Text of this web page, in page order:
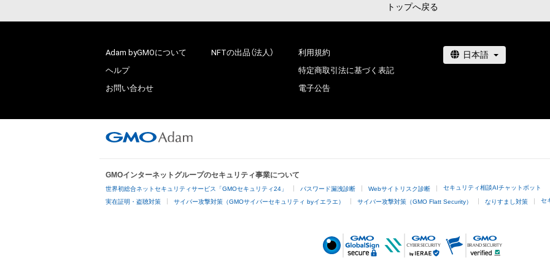
トップへ戻る
Adam byGMOについて
ヘルプ
お問い合わせ
NFTの出品（法人）
利用規約
特定商取引法に基づく表記
電子公告
GMOインターネットグループのセキュリティ事業について
世界初総合ネットセキュリティサービス「GMOセキュリティ24」 パスワード漏洩診断 Webサイトリスク診断 セキュリティ相談AIチャットボット
実在証明・盗聴対策 サイバー攻撃対策（GMOサイバーセキュリティ byイエラエ） サイバー攻撃対策（GMO Flatt Security） なりすまし対策 セ